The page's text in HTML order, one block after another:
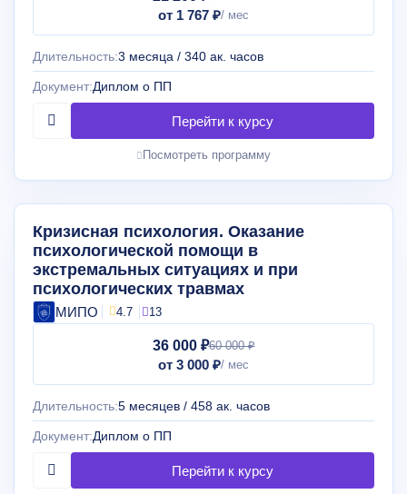
от 1 767 ₽
Длительность:3 месяца / 340 ак. часов
Документ:Диплом о ПП
Посмотреть программу
Кризисная психология. Оказание
психологической помощи в
экстремальных ситуациях и при
психологических травмах
МИПО 4.7 13
36 000 ₽60 000 ₽
от 3 000 ₽
Длительность:5 месяцев / 458 ак. часов
Документ:Диплом о ПП